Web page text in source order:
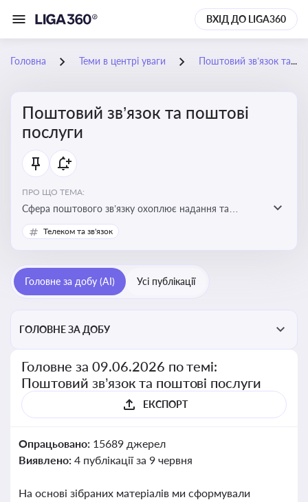
ВХІД ДО LIGA360
Головна Теми в центрі уваги Поштовий зв’язок та поштові послуги
Поштовий зв’язок та поштові
послуги
ПРО ЩО ТЕМА:
Сфера поштового зв’язку охоплює надання та
контроль послуг поштового обслуговування, що
регулюється спеціальним законодавством. Для
ліцензійних умов, участі в державних реєстрах і
забезпечення прав споживачів.
Телеком та зв'язок
Головне за добу (AI) Усі публікації
ГОЛОВНЕ ЗА ДОБУ
Головне за 09.06.2026 по темі:
Поштовий зв’язок та поштові послуги
ЕКСПОРТ
Опрацьовано: 15689 джерел
Виявлено: 4 публікації за 9 червня
На основі зібраних матеріалів ми сформували